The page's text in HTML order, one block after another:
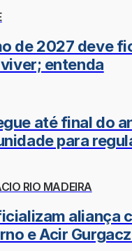
de 2027 deve
entenda
até final do
para
RIO MADEIRA
aliança
e Acir